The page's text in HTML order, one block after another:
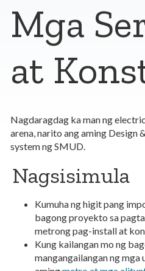
Mga
at
Nagdaragdag ka man ng
arena, narito ang aming Design
system ng SMUD.
Nagsisimula
Kumuha ng higit pang
bagong proyekto sa
metrong pag-install at
Kung kailangan mo ng
mangangailangan ng